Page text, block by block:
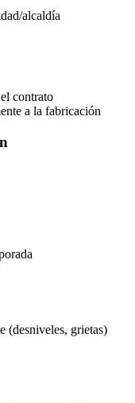
alcaldía
contrato
a la fabricación
(desniveles, grietas)